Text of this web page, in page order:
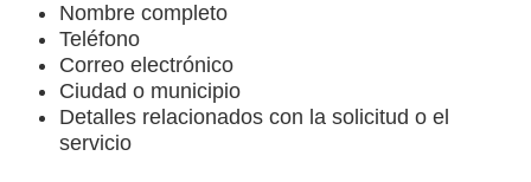
Nombre completo
Teléfono
Correo electrónico
Ciudad o municipio
Detalles relacionados con la solicitud o el
servicio